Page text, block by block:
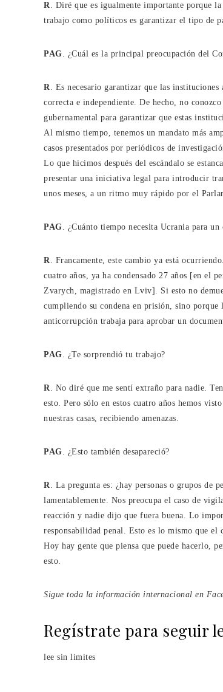
R. Diré que es igualmente importante porque
trabajo como políticos es garantizar el tipo de
PAG. ¿Cuál es la principal preocupación del
R. Es necesario garantizar que las
correcta e independiente. De hecho, no
gubernamental para garantizar que estas
Al mismo tiempo, tenemos un mandato más
casos presentados por periódicos de
Lo que hicimos después del escándalo se
presentar una iniciativa legal para introducir
unos meses, a un ritmo muy rápido por el
PAG. ¿Cuánto tiempo necesita Ucrania para un
R. Francamente, este cambio ya está
cuatro años, ya ha condensado 27 años [en el
Zvarych, magistrado en Lviv]. Si esto no
cumpliendo su condena en prisión, sino porque
anticorrupción trabaja para aprobar un
PAG. ¿Te sorprendió tu trabajo?
R. No diré que me sentí extraño para nadie.
esto. Pero sólo en estos cuatro años hemos
nuestras casas, recibiendo amenazas.
PAG. ¿Esto también desapareció?
R. La pregunta es: ¿hay personas o grupos de
lamentablemente. Nos preocupa el caso de
reacción y nadie dijo que fuera buena. Lo
responsabilidad penal. Esto es lo mismo que el
Hoy hay gente que piensa que puede hacerlo,
esto.
Sigue toda la información internacional en
Regístrate para seguir
lee sin limites